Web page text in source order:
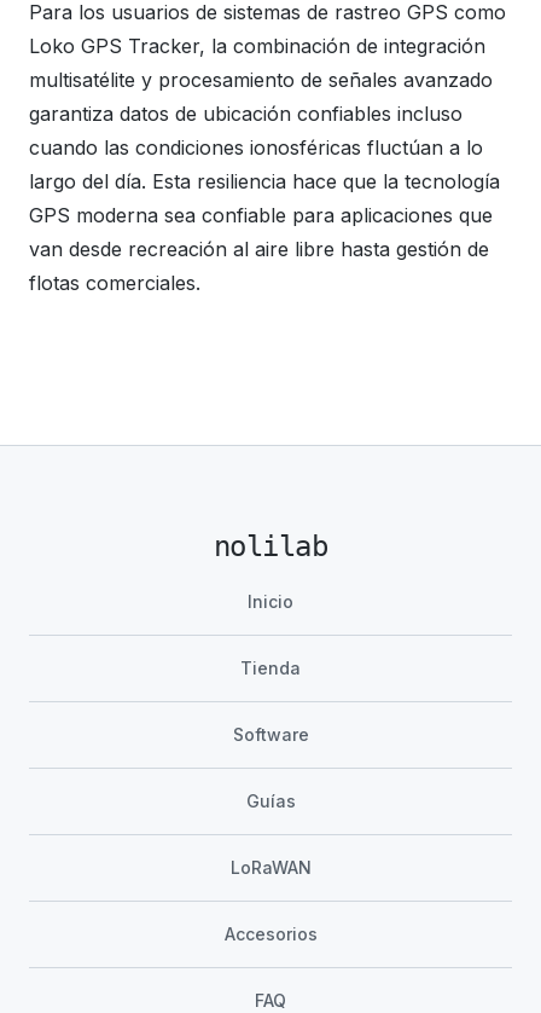
Para los usuarios de sistemas de rastreo GPS como
Loko GPS Tracker, la combinación de integración
multisatélite y procesamiento de señales avanzado
garantiza datos de ubicación confiables incluso
cuando las condiciones ionosféricas fluctúan a lo
largo del día. Esta resiliencia hace que la tecnología
GPS moderna sea confiable para aplicaciones que
van desde recreación al aire libre hasta gestión de
flotas comerciales.
nolilab
Inicio
Tienda
Software
Guías
LoRaWAN
Accesorios
FAQ